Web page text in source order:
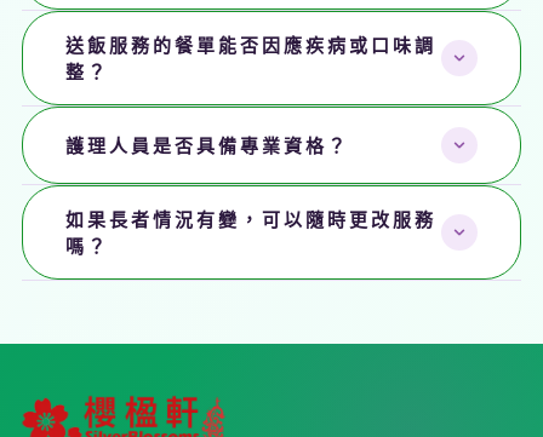
你建議合適的服務組合。
費用會根據
在評估後會提供清晰報價單，收費項目一目了然，並可按預
算調整方案，沒有任何隱藏收費。
送飯服務的餐單能否因應疾病或口味調
整？
可以。餐單可配合
餐、糊餐等吞嚥困難需要作出調整，並由營養團隊監察，確
保長者在家中同樣吃得健康、安全。
護理人員是否具備專業資格？
是的。我們匯聚超過
，包括註冊職業治
療師、物理治療師、言語治療師及受訓家居照顧員，所有人
員均需通過背景及專業資格審核，並定期培訓。
如果長者情況有變，可以隨時更改服務
嗎？